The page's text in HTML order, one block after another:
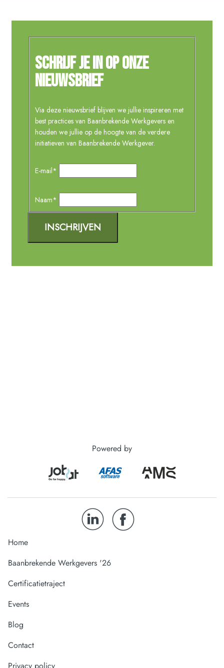
Powered by
Home
Baanbrekende Werkgevers '26
Certificatietraject
Events
Blog
Contact